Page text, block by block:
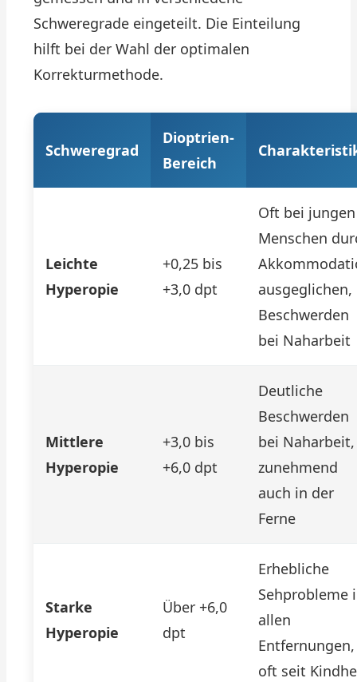
Schweregrade eingeteilt. Die Einteilung
hilft bei der Wahl der optimalen
Korrekturmethode.
Schweregrad
Dioptrien-
Bereich
Leichte
Hyperopie
+0,25 bis
+3,0 dpt
Oft bei jungen
Menschen
ausgeglichen,
Beschwerden
bei Naharbeit
Mittlere
Hyperopie
+3,0 bis
+6,0 dpt
Deutliche
Beschwerden
bei Naharbeit,
zunehmend
auch in der
Ferne
Starke
Hyperopie
Über +6,0
dpt
Erhebliche
Sehprobleme
allen
Entfernungen,
oft seit